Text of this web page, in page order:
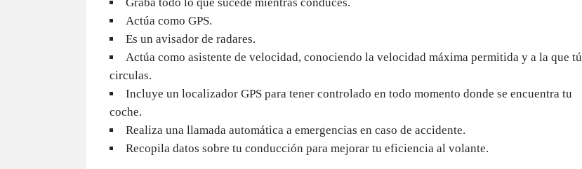
Actúa como GPS.
Es un avisador de radares.
Actúa como asistente de velocidad, conociendo la velocidad máxima permitida y a la que tú
circulas.
Incluye un localizador GPS para tener controlado en todo momento donde se encuentra tu
coche.
Realiza una llamada automática a emergencias en caso de accidente.
Recopila datos sobre tu conducción para mejorar tu eficiencia al volante.